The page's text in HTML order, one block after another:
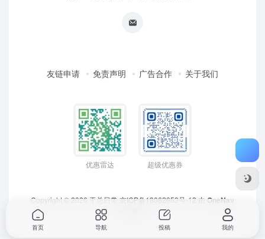
友链申请 免责声明 广告合作 关于我们
优惠雷达 超级优惠券
Copyright © 2026 于总日常 京ICP备18062653号-12 由 OneNav
首页 导航 投稿 我的